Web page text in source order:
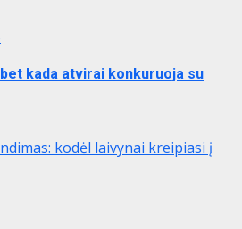
kada atvirai konkuruoja su
kodėl laivynai kreipiasi į